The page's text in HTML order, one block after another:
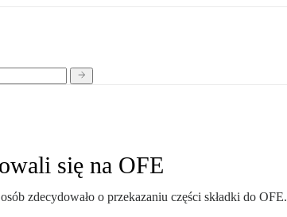
się na OFE
zdecydowało o przekazaniu części składki do OFE.